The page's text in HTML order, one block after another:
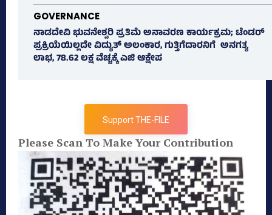
GOVERNANCE
ನಾಡದೇವಿ ಭುವನೇಶ್ವರಿ ಪ್ರತಿಮೆ ಅನಾವರಣ ಕಾರ್ಯಕ್ರಮ; ಟೆಂಡರ್
ಪ್ರಕ್ರಿಯೆಯಿಲ್ಲದೇ ವಿದ್ಯುತ್‌ ಅಲಂಕಾರ, ಗುತ್ತಿಗೆದಾರನಿಗೆ ಅನಗತ್ಯ
ಲಾಭ, 78.62 ಲಕ್ಷ ವೆಚ್ಚಕ್ಕೆ ಎಜಿ ಆಕ್ಷೇಪ
Support THE-FILE
Please Scan To Make Your Contribution